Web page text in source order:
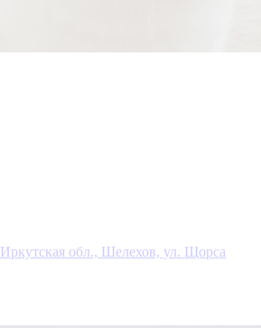
Иркутская обл., Шелехов, ул. Щорса